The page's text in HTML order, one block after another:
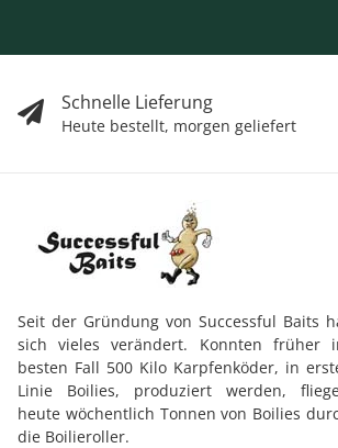
Schnelle Lieferung
Heute bestellt, morgen geliefert
Seit der Gründung von Successful Baits
sich vieles verändert. Konnten früher
besten Fall 500 Kilo Karpfenköder, in
Linie Boilies, produziert werden,
heute wöchentlich Tonnen von Boilies
die Boilieroller.